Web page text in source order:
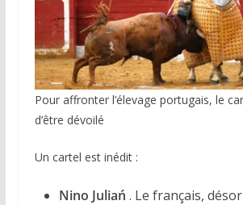
Pour affronter l’élevage portugais, le
d’être dévoilé
Un cartel est inédit :
Nino Juliań . Le français,